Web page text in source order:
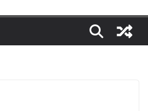
端隱憂浮現！經銷商警告